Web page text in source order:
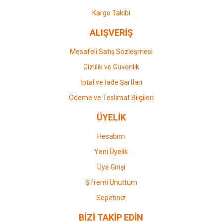
Gönder
Kargo Takibi
ALIŞVERİŞ
Mesafeli Satış Sözleşmesi
Gizlilik ve Güvenlik
İptal ve İade Şartları
Ödeme ve Teslimat Bilgileri
ÜYELİK
Hesabım
Yeni Üyelik
Üye Girişi
Şifremi Unuttum
Sepetiniz
BİZİ TAKİP EDİN